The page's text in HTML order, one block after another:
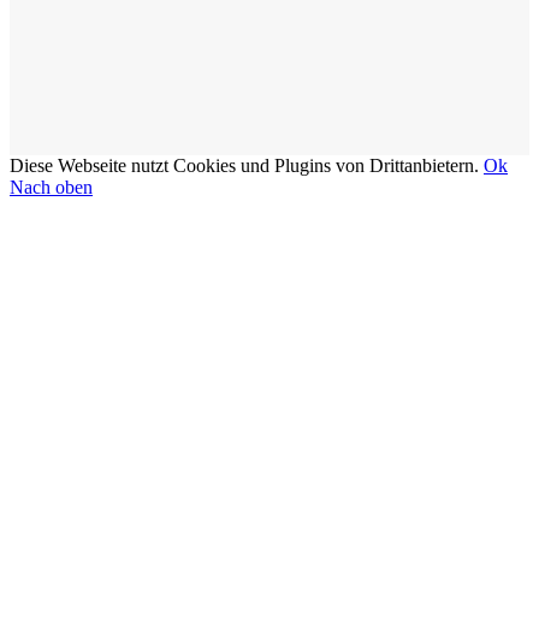
Diese Webseite nutzt Cookies und Plugins von Drittanbietern. Ok
Nach oben